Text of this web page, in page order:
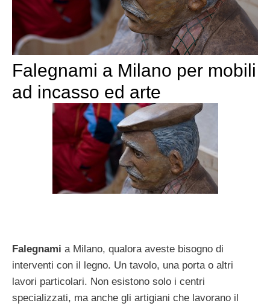
Falegnami a Milano per mobili
ad incasso ed arte
Falegnami a Milano, qualora aveste bisogno di
interventi con il legno. Un tavolo, una porta o altri
lavori particolari. Non esistono solo i centri
specializzati, ma anche gli artigiani che lavorano il